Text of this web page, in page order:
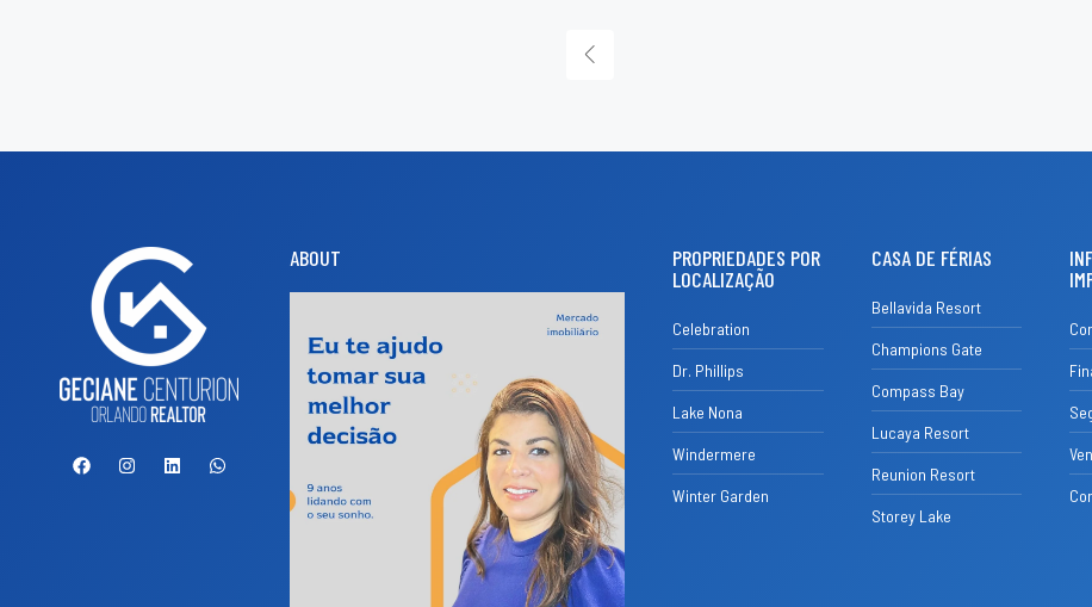
ABOUT
PROPRIEDADES POR
LOCALIZAÇÃO
Celebration
Dr. Phillips
Lake Nona
Windermere
Winter Garden
CASA DE FÉRIAS
Bellavida Resort
Champions Gate
Compass Bay
Lucaya Resort
Reunion Resort
Storey Lake